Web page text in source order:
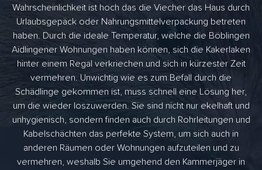
Wahrscheinlichkeit ist hoch das die Viecher das Haus durch
Urlaubsgepäck oder Nahrungsmittelverpackung betreten
haben. Durch die ideale Temperatur, welche die Böblingen
Aidlingener Wohnungen haben können, sich die Kakerlaken
hinter einem Regal verkriechen und sich in kürzester Zeit
vermehren. Unwichtig wie es zum Befall durch die
Schädlinge gekommen ist, muss schnell eine Lösung her,
um die wieder loszuwerden. Sie sind nicht nur ekelhaft und
unhygienisch, sondern finden auch durch Rohrleitungen und
Kabelschächten das perfekte System, um sich auch in
anderen Räumen oder Wohnungen aufzuteilen und zu
vermehren, weshalb Sie umgehend den Kammerjäger in